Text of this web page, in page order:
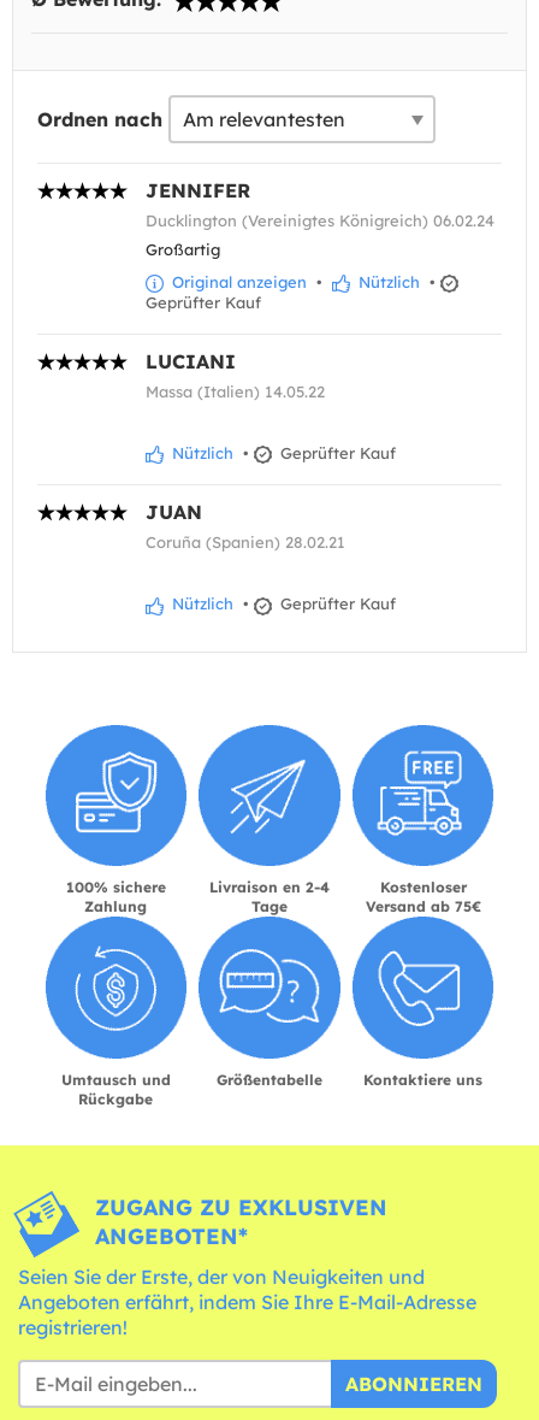
Ordnen nach
JENNIFER
Ducklington (Vereinigtes Königreich) 06.02.24
Großartig
Original anzeigen • Nützlich •
Geprüfter Kauf
LUCIANI
Massa (Italien) 14.05.22
Nützlich • Geprüfter Kauf
JUAN
Coruña (Spanien) 28.02.21
Nützlich • Geprüfter Kauf
100% sichere
Zahlung
Livraison en 2-4
Tage
Kostenloser
Versand ab 75€
Umtausch und
Rückgabe
Größentabelle Kontaktiere uns
ZUGANG ZU EXKLUSIVEN
ANGEBOTEN*
Seien Sie der Erste, der von Neuigkeiten und
Angeboten erfährt, indem Sie Ihre E-Mail-Adresse
registrieren!
ABONNIEREN